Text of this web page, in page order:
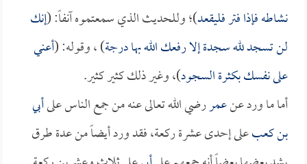
نشاطه فإذا فتر فليقعد)؛ وللحديث الذي سمعتموه آنفاً: (إنك
لن تسجد لله سجدة إلا رفعك الله بها درجة) ، وقوله: (أعني
على نفسك بكثرة السجود)، وغير ذلك كثير كثير.
أما ما ورد عنعمررضي الله تعالى عنه من جمع الناس علىأبي
بن كعبعلى إحدى عشرة ركعة، فقد ورد أيضاً من عدة طرق